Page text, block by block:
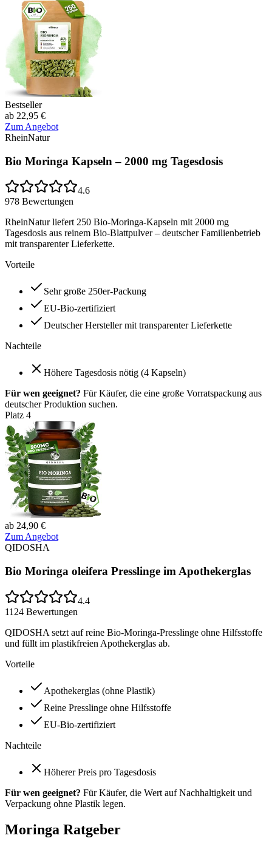
Bestseller
ab 22,95 €
Zum Angebot
RheinNatur
Bio Moringa Kapseln – 2000 mg Tagesdosis
4.6
978 Bewertungen
RheinNatur liefert 250 Bio-Moringa-Kapseln mit 2000 mg
Tagesdosis aus reinem Bio-Blattpulver – deutscher Familienbetrieb
mit transparenter Lieferkette.
Vorteile
Sehr große 250er-Packung
EU-Bio-zertifiziert
Deutscher Hersteller mit transparenter Lieferkette
Nachteile
Höhere Tagesdosis nötig (4 Kapseln)
Für wen geeignet? Für Käufer, die eine große Vorratspackung aus
deutscher Produktion suchen.
Platz 4
ab 24,90 €
Zum Angebot
QIDOSHA
Bio Moringa oleifera Presslinge im Apothekerglas
4.4
1124 Bewertungen
QIDOSHA setzt auf reine Bio-Moringa-Presslinge ohne Hilfsstoffe
und füllt im plastikfreien Apothekerglas ab.
Vorteile
Apothekerglas (ohne Plastik)
Reine Presslinge ohne Hilfsstoffe
EU-Bio-zertifiziert
Nachteile
Höherer Preis pro Tagesdosis
Für wen geeignet? Für Käufer, die Wert auf Nachhaltigkeit und
Verpackung ohne Plastik legen.
Moringa Ratgeber